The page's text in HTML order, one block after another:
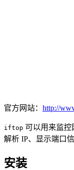
官方网站： http://
iftop 可以用来监控
解析 IP、显示端口信
安装